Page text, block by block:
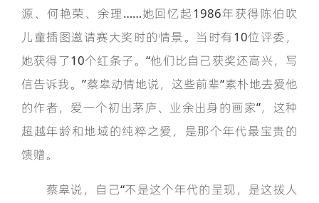
源、何艳荣、余理……她回忆起1986年获得陈伯吹
儿童插图邀请赛大奖时的情景。当时有10位评委，
她获得了10个红条子。“他们比自己获奖还高兴，写
信告诉我。”蔡皋动情地说，这些前辈“素朴地去爱他
的作者，爱一个初出茅庐、业余出身的画家”，这种
超越年龄和地域的纯粹之爱，是那个年代最宝贵的
馈赠。
蔡皋说，自己“不是这个年代的呈现，是这拨人